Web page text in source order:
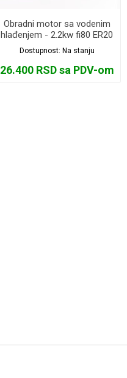
Obradni motor sa vodenim
hlađenjem - 2.2kw fi80 ER20
220v
Dostupnost: Na stanju
26.400 RSD sa PDV-om